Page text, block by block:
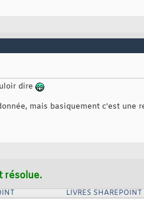
dire
mais basiquement c'est
résolue.
LIVRES SHAREPOINT